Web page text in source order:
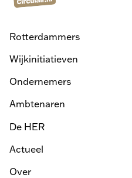
Rotterdammers
Wijkinitiatieven
Ondernemers
Ambtenaren
De HER
Actueel
Over